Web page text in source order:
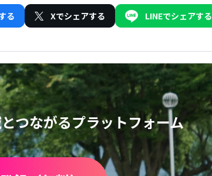
る Xでシェアする LINEでシェアする
つながるプラットフォーム